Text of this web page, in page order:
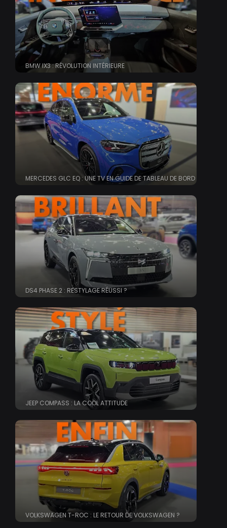
BMW IX3 : RÉVOLUTION INTÉRIEURE
MERCEDES GLC EQ : UNE TV EN GUIDE DE TABLEAU DE BORD
DS4 PHASE 2 : RESTYLAGE RÉUSSI ?
JEEP COMPASS : LA COOL ATTITUDE
VOLKSWAGEN T-ROC : LE RETOUR DE VOLKSWAGEN ?